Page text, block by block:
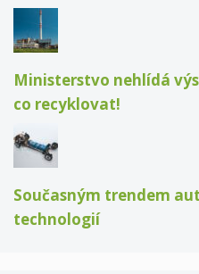
Ministerstvo nehlídá
co recyklovat!
Současným trendem
technologií